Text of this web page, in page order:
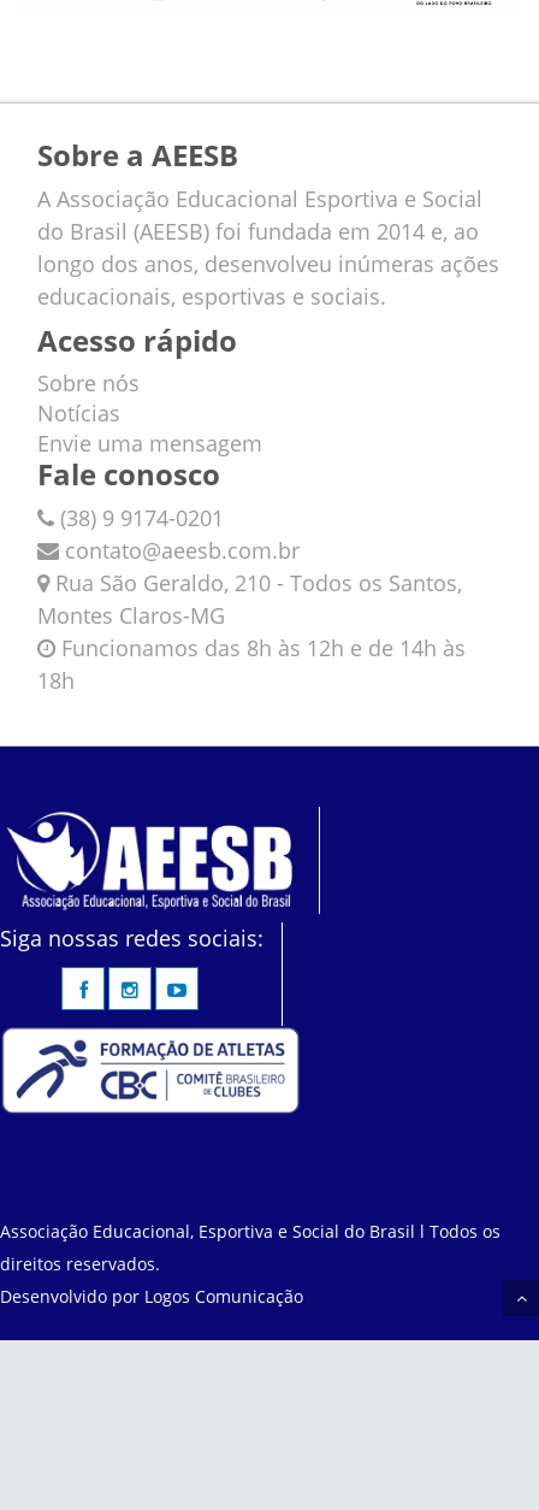
Sobre a AEESB
A Associação Educacional Esportiva e Social
do Brasil (AEESB) foi fundada em 2014 e, ao
longo dos anos, desenvolveu inúmeras ações
educacionais, esportivas e sociais.
Acesso rápido
Sobre nós
Notícias
Envie uma mensagem
Fale conosco
(38) 9 9174-0201
contato@aeesb.com.br
Rua São Geraldo, 210 - Todos os Santos,
Montes Claros-MG
Funcionamos das 8h às 12h e de 14h às
18h
Siga nossas redes sociais:
Associação Educacional, Esportiva e Social do Brasil l Todos os
direitos reservados.
Desenvolvido por Logos Comunicação